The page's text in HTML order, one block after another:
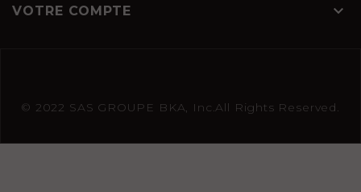
VOTRE COMPTE 
© 2022 SAS GROUPE BKA, Inc.All Rights Reserved.